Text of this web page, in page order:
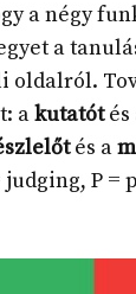
a négy
a
oldalról.
akutatótés
és a
P =